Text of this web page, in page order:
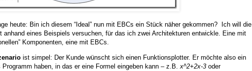
heute: Bin ich diesem “Ideal” nun mit EBCs ein Stück näher gekommen? Ich will die
anhand eines Beispiels versuchen, für das ich zwei Architekturen entwickle. Eine mit
Komponenten, eine mit EBCs.
ist simpel: Der Kunde wünscht sich einen Funktionsplotter. Er möchte also ein
Programm haben, in das er eine Formel eingeben kann – z.B.x^2+2x-3 oder